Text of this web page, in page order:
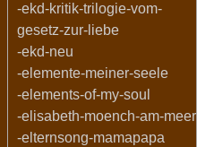
-ekd-kritik-trilogie-vom-
gesetz-zur-liebe
-ekd-neu
-elemente-meiner-seele
-elements-of-my-soul
-elisabeth-moench-am-meer
-elternsong-mamapapa